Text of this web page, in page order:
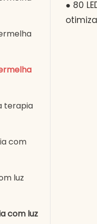
terapia
com
luz
com luz
Onda
● 80